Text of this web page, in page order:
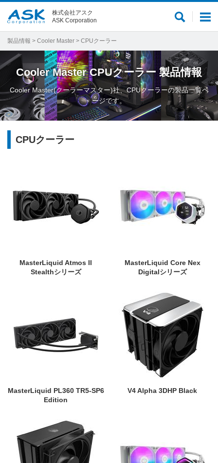
メ
ー
サ
内
検
索
株式会社アスク
ASK Corporation
製品情報 > Cooler Master > CPUクーラー
Cooler Master CPUクーラー 製品情報
Cooler Master(クーラーマスター)社、CPUクーラーの製品一覧ペ
ージです。
CPUクーラー
MasterLiquid Atmos II
Stealthシリーズ
MasterLiquid Core Nex
Digitalシリーズ
MasterLiquid PL360 TR5-SP6
Edition
V4 Alpha 3DHP Black